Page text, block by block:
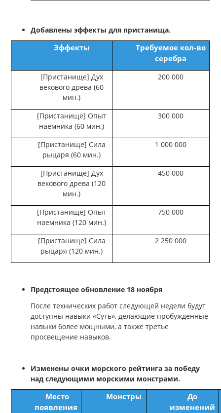
Добавлены эффекты для пристанища.
Эффекты
Требуемое кол-во
серебра
[Пристанище] Дух
векового древа (60
мин.)
200 000
[Пристанище] Опыт
наемника (60 мин.)
300 000
[Пристанище] Сила
рыцаря (60 мин.)
1 000 000
[Пристанище] Дух
векового древа (120
мин.)
450 000
[Пристанище] Опыт
наемника (120 мин.)
750 000
[Пристанище] Сила
рыцаря (120 мин.)
2 250 000
Предстоящее обновление 18 ноября
После технических работ следующей недели будут
доступны навыки «Суть», делающие пробужденные
навыки более мощными, а также третье
просвещение навыков.
Изменены очки морского рейтинга за победу
над следующими морскими монстрами.
Место
появления
Монстры
До
изменений